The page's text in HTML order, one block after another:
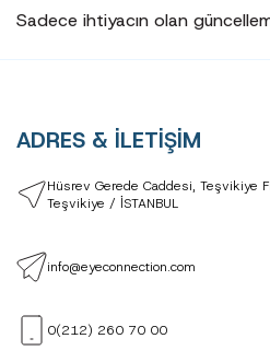
Sadece ihtiyacın olan
ADRES & İLETİŞİM
Hüsrev Gerede Caddesi, Teşvikiye
Teşvikiye / İSTANBUL
info@eyeconnection.com
0(212) 260 70 00